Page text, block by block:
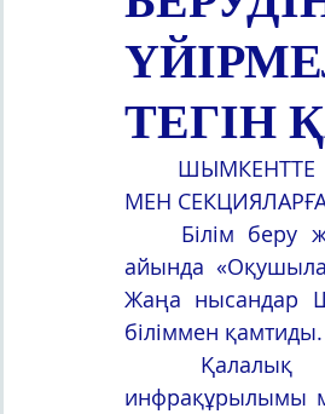
ТЕГІН
МЕН
айында
Жаңа нысандар
біліммен қамтиды.
инфрақұрылымы